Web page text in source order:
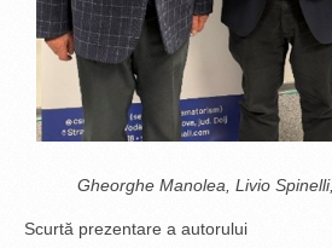
Gheorghe Manolea, Livio
Scurtă prezentare a autorului